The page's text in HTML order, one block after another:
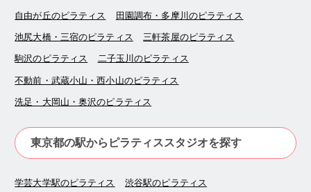
自由が丘のピラティス 田園調布・多摩川のピラティス
池尻大橋・三宿のピラティス 三軒茶屋のピラティス
駒沢のピラティス 二子玉川のピラティス
不動前・武蔵小山・西小山のピラティス
洗足・大岡山・奥沢のピラティス
東京都の駅からピラティススタジオを探す
学芸大学駅のピラティス 渋谷駅のピラティス